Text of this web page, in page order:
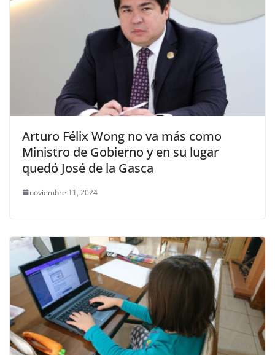
Arturo Félix Wong no va más como
Ministro de Gobierno y en su lugar
quedó José de la Gasca
noviembre 11, 2024